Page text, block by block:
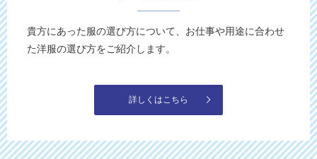
貴方にあった服の選び方について、お仕事や用途に合わせ
た洋服の選び方をご紹介します。
詳しくはこちら